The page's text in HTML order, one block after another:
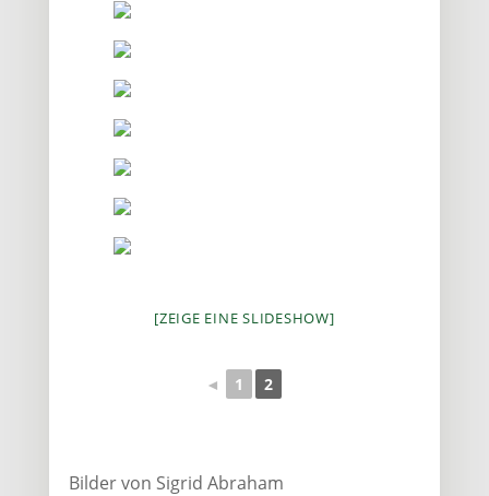
[ZEIGE EINE SLIDESHOW]
◄ 1 2
Bilder von Sigrid Abraham